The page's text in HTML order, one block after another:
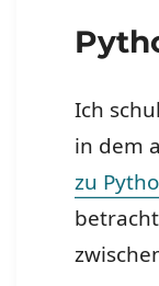
Ich
in dem
zu